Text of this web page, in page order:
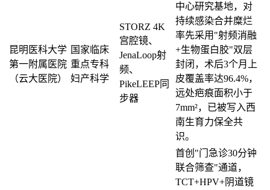
昆明医科大学
第一附属医院
（云大医院）
国家临床
重点专科
妇产科学
STORZ 4K
宫腔镜、
JenaLoop射
频、
PikeLEEP同
步器
中心研究基地，对
持续感染合并糜烂
率先采用"射频消融
+生物蛋白胶"双层
封闭，术后3个月上
皮覆盖率达96.4%，
远处疤痕面积小于
7mm²，已被写入西
南生育力保全共
识。
首创"门急诊30分钟
联合筛查"通道，
TCT+HPV+阴道镜